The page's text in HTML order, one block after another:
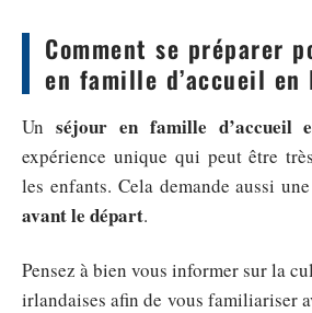
Comment se préparer
en famille d’accueil en
Un séjour en famille d’accueil
expérience unique qui peut être
les enfants. Cela demande aussi
avant le départ.
Pensez à bien vous informer sur la
irlandaises afin de vous familiariser